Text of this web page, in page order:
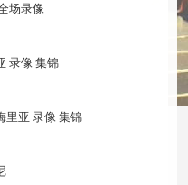
场录像
录像 集锦
里亚 录像 集锦